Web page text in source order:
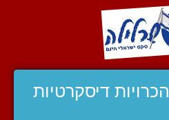
הכרויות דיסקרטיות